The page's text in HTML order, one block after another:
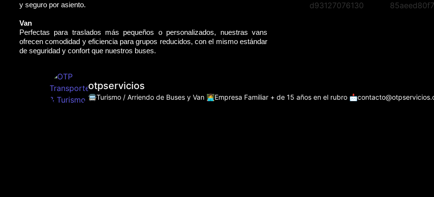
y seguro por asiento.
Van
Perfectas para traslados más pequeños o personalizados, nuestras vans
ofrecen comodidad y eficiencia para grupos reducidos, con el mismo estándar
de seguridad y confort que nuestros buses.
otpservicios
🚍Turismo / Arriendo de Buses y Van 👩‍💻Empresa Familiar + de 15 años en el rubro